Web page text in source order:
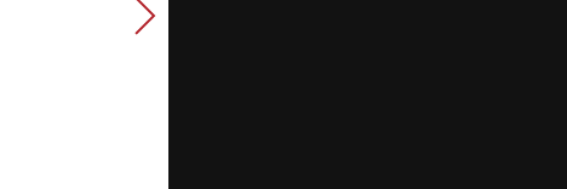
Następny